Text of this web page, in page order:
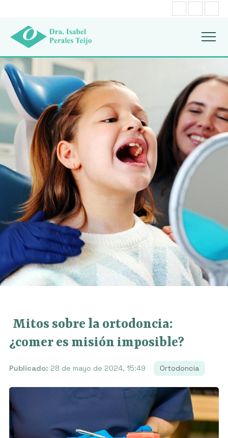
Mitos sobre la ortodoncia:
¿comer es misión imposible?
Publicado: 28 de mayo de 2024, 15:49 Ortodoncia